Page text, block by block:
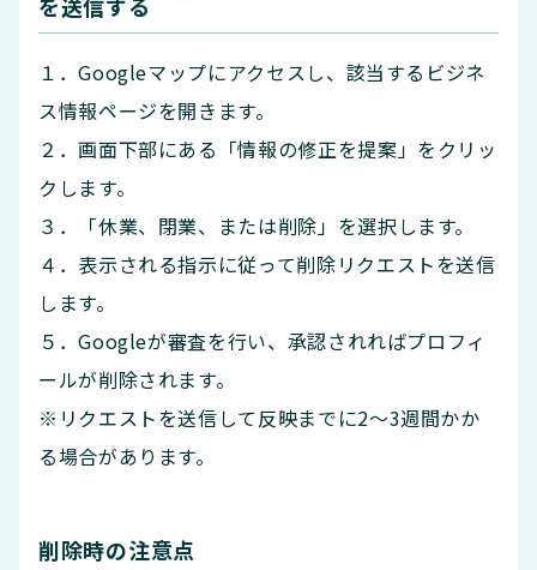
１．Googleマップにアクセスし、該当するビジネ
ス情報ページを開きます。
２．画面下部にある「情報の修正を提案」をクリッ
クします。
３．「休業、閉業、または削除」を選択します。
４．表示される指示に従って削除リクエストを送信
します。
５．Googleが審査を行い、承認されればプロフィ
ールが削除されます。
※リクエストを送信して反映までに2〜3週間かか
る場合があります。
削除時の注意点